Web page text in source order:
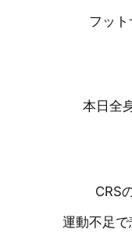
フット
本日全
CRS
運動不足